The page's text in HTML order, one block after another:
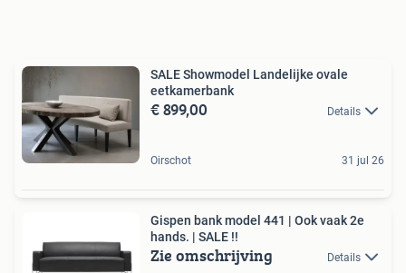
SALE Showmodel Landelijke ovale
eetkamerbank
€ 899,00 Details
Oirschot 31 jul 26
Gispen bank model 441 | Ook vaak 2e
hands. | SALE !!
Zie omschrijving Details